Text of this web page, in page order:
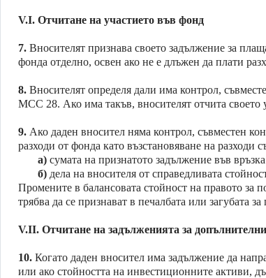
V.I. Отчитане на участието във фонд
7. Вносителят признава своето задължение за
фонда отделно, освен ако не е длъжен да плати
8. Вносителят определя дали има контрол,
МСС 28. Ако има такъв, вносителят отчита своето
9. Ако даден вносител няма контрол, съвместен
разходи от фонда като възстановяване на
а) сумата на признатото задължение във
б) дела на вносителя от справедливата
Промените в балансовата стойност на правото за
трябва да се признават в печалбата или загубата
V.II. Отчитане на задълженията за
10. Когато даден вносител има задължение да
или ако стойността на инвестиционните активи,